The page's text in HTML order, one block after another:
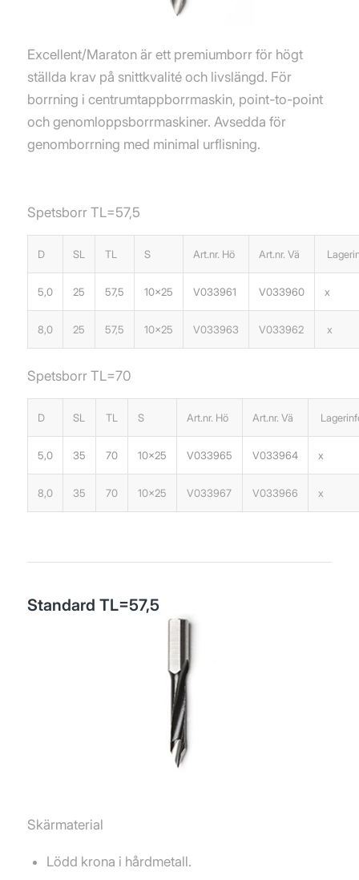
Excellent/Maraton är ett premiumborr för högt
ställda krav på snittkvalité och livslängd. För
borrning i centrumtappborrmaskin, point-to-point
och genomloppsborrmaskiner. Avsedda för
genomborrning med minimal urflisning.
Spetsborr TL=57,5
D SL TL S Art.nr. Hö Art.nr. Vä
5,0 25 57,5 10×25 V033961 V033960 x
8,0 25 57,5 10×25 V033963 V033962 x
Spetsborr TL=70
D SL TL S Art.nr. Hö Art.nr. Vä
5,0 35 70 10×25 V033965 V033964 x
8,0 35 70 10×25 V033967 V033966 x
Standard TL=57,5
Skärmaterial
Lödd krona i hårdmetall.